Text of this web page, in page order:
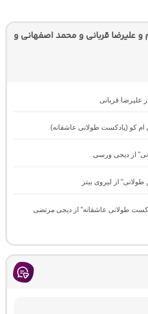
علیرضا قربانی و محمد اصفهانی و
علیرضا قربانی
از دیجی ورسی
آهنگ ریمیکس اغما 4 “پادکست طولانی عاشقانه” از دیجی مرتضی